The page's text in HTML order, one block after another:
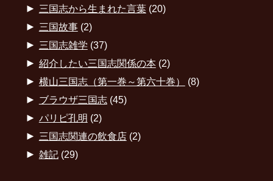
► 三国志から生まれた言葉(20)
► 三国故事(2)
► 三国志雑学 (37)
► 紹介したい三国志関係の本(2)
► 横山三国志（第一巻～第六十巻） (8)
► ブラウザ三国志(45)
► パリピ孔明 (2)
► 三国志関連の飲食店(2)
► 雑記(29)